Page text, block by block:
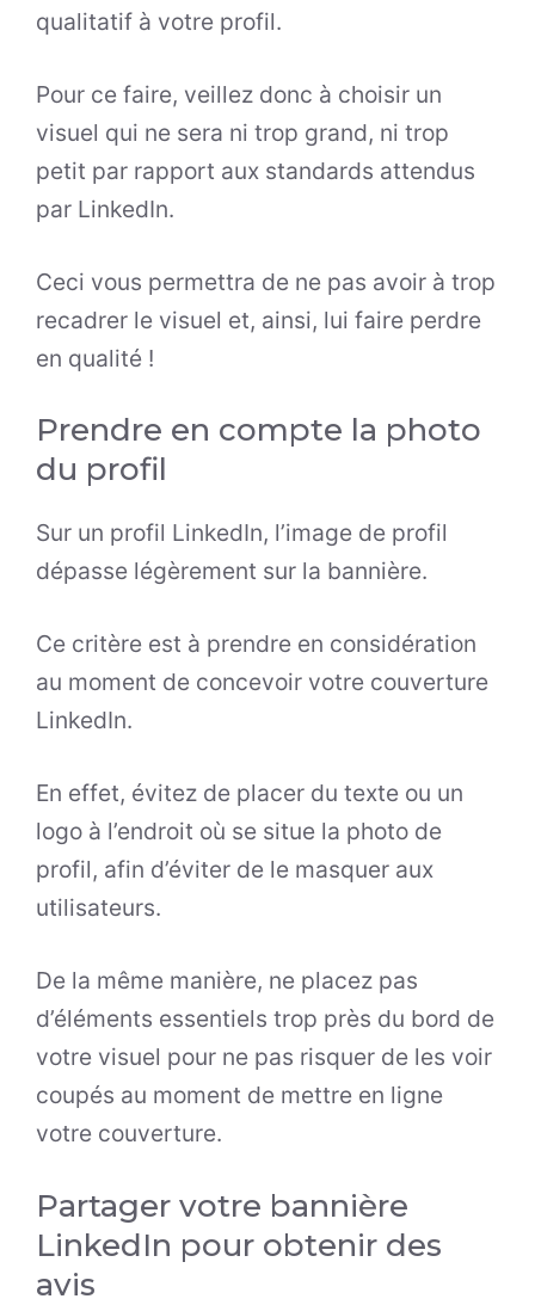
qualitatif à votre profil.
Pour ce faire, veillez donc à choisir un
visuel qui ne sera ni trop grand, ni trop
petit par rapport aux standards attendus
par LinkedIn.
Ceci vous permettra de ne pas avoir à trop
recadrer le visuel et, ainsi, lui faire perdre
en qualité !
Prendre en compte la photo
du profil
Sur un profil LinkedIn, l’image de profil
dépasse légèrement sur la bannière.
Ce critère est à prendre en considération
au moment de concevoir votre couverture
LinkedIn.
En effet, évitez de placer du texte ou un
logo à l’endroit où se situe la photo de
profil, afin d’éviter de le masquer aux
utilisateurs.
De la même manière, ne placez pas
d’éléments essentiels trop près du bord de
votre visuel pour ne pas risquer de les voir
coupés au moment de mettre en ligne
votre couverture.
Partager votre bannière
LinkedIn pour obtenir des
avis